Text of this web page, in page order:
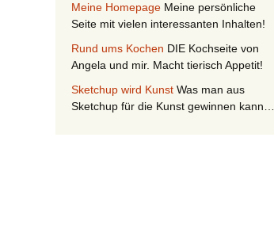
Meine Homepage Meine persönliche
Seite mit vielen interessanten Inhalten!
Rund ums Kochen DIE Kochseite von
Angela und mir. Macht tierisch Appetit!
Sketchup wird Kunst Was man aus
Sketchup für die Kunst gewinnen kann…